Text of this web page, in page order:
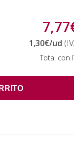
1,30€/ud
Total con